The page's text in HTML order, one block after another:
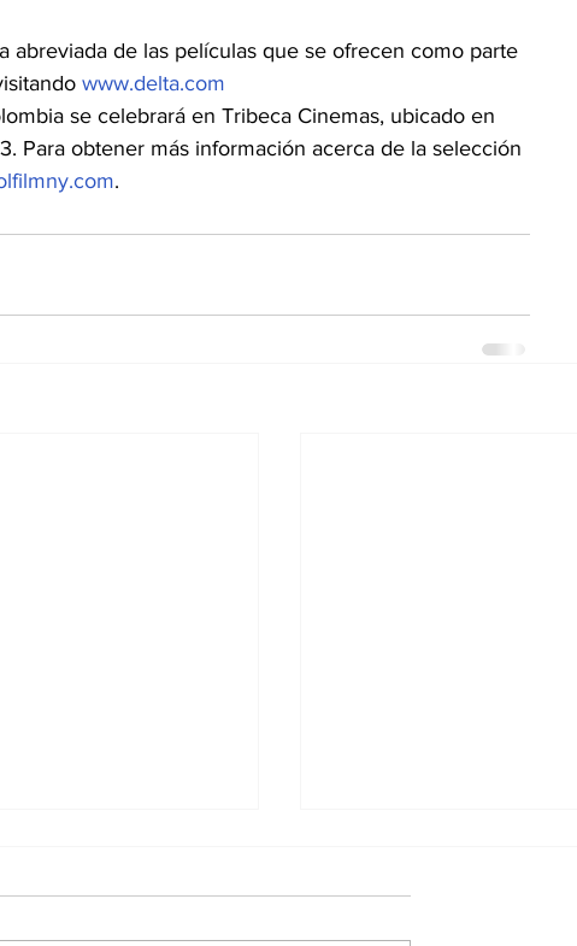
abreviada de las películas que se ofrecen como parte
www.delta.com
se celebrará en Tribeca Cinemas, ubicado en
Para obtener más información acerca de la selección
.